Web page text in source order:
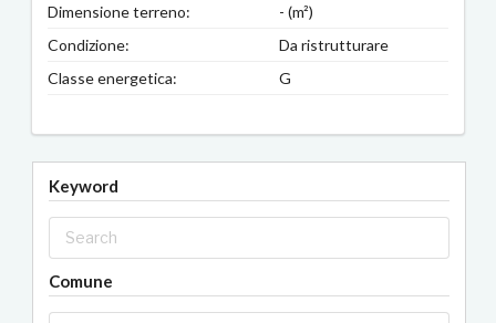
Dimensione terreno:
- (m²)
Condizione:
Da ristrutturare
Classe energetica:
G
Keyword
Comune